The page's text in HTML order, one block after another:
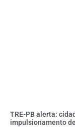
TRE-PB alerta:
impulsionamento